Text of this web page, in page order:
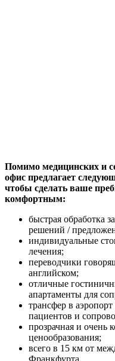
Помимо медицинских и
офис предлагает
чтобы сделать ваше
комфортным:
быстрая обработка
решений /
индивидуальные
лечения;
переводчики
английском;
отличные
апартаменты для
трансфер в
пациентов и
прозрачная и очень
ценообразования;
всего в 15 км от
Франкфурта.